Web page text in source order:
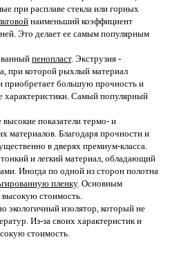
при расплаве стекла или горных
наименьший коэффициент
Это делает ее самым популярным
пенопласт. Экструзия -
при которой рыхлый материал
приобретает большую прочность и
характеристики. Самый популярный
высокие показатели термо- и
материалов. Благодаря прочности и
в дверях премиум-класса.
и легкий материал, обладающий
Иногда по одной из сторон полотна
пленку. Основным
стоимость.
экологичный изолятор, который не
Из-за своих характеристик и
стоимость.